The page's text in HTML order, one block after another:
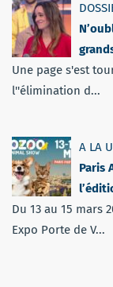
Une page s'est
l''élimination d...
A LA
Paris
Du 13 au 15 mars
Expo Porte de V...